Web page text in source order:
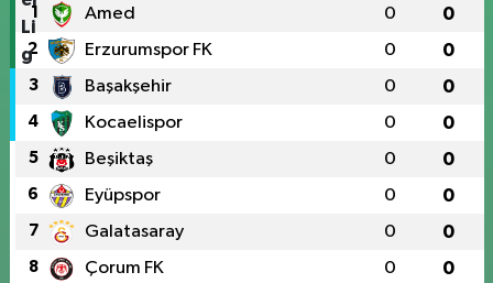
1 Amed 0 0
2 Erzurumspor FK 0 0
3 Başakşehir 0 0
4 Kocaelispor 0 0
5 Beşiktaş 0 0
6 Eyüpspor 0 0
7 Galatasaray 0 0
8 Çorum FK 0 0